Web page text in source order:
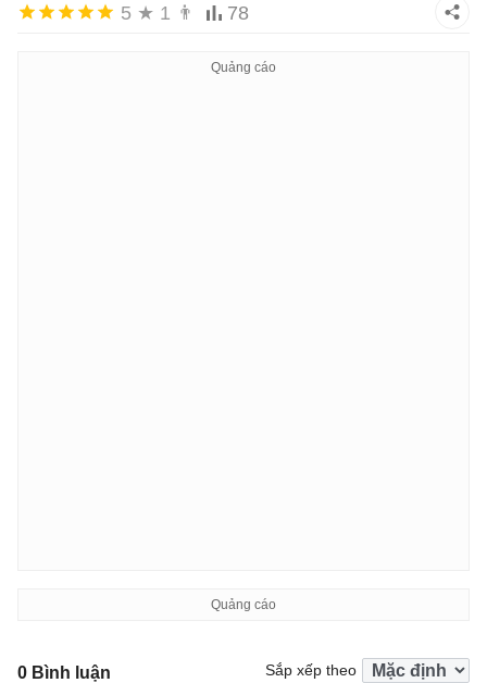
5 ★ 1 👨 78
0 Bình luận Sắp xếp theo